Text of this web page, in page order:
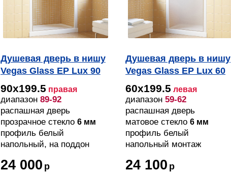
Душевая дверь в нишу
Vegas Glass EP Lux 90
01 01 R профиль
белый, стекло
прозрачное
90х199.5 правая
диапазон 89-92
распашная дверь
прозрачное стекло 6 мм
профиль белый
напольный, на поддон
24 000 р
Душевая дверь в нишу
Vegas Glass EP Lux 60
01 10 L профиль белый,
стекло сатин
60х199.5 левая
диапазон59-62
распашная дверь
матовое стекло6 мм
профиль белый
напольный монтаж
24 100 р